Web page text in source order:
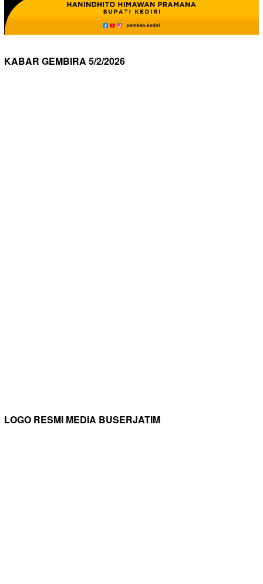
KABAR GEMBIRA 5/2/2026
LOGO RESMI MEDIA BUSERJATIM